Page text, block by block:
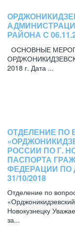
РАЙОНА С
ОСНОВНЫЕ
2018 г. Дата ...
ОТДЕЛЕНИЕ ПО
РОССИИ ПО Г.
ПАСПОРТА
ФЕДЕРАЦИИ ПО
31/10/2018
Отделение по
Новокузнецку
за...